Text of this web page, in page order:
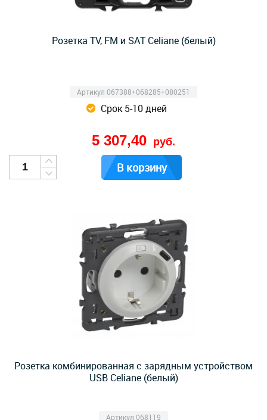
Розетка TV, FM и SAT Celiane (белый)
Артикул 067388+068285+080251
Срок 5-10 дней
5 307,40 руб.
В корзину
Розетка комбинированная с зарядным устройством
USB Celiane (белый)
Артикул 068119